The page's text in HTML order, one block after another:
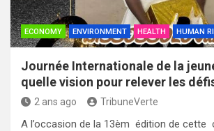
ECONOMY ENVIRONMENT HEALTH HUMAN
Journée Internationale de la
quelle vision pour relever les
2 ans ago TribuneVerte
A l’occasion de la 13èm édition de cette